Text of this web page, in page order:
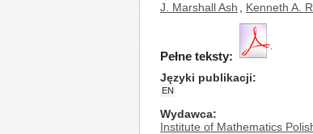
J. Marshall Ash Kenneth A.
Pełne teksty:
Języki publikacji
EN
Wydawca
Institute of Mathematics